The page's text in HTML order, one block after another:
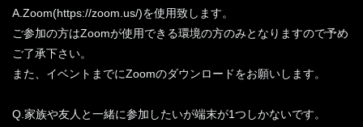
A.Zoom(https://zoom.us/)を使用致します。
ご参加の方はZoomが使用できる環境の方のみとなりますので予め
ご了承下さい。
また、イベントまでにZoomのダウンロードをお願いします。
Q.家族や友人と一緒に参加したいが端末が1つしかないです。